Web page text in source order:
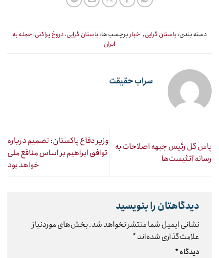
دسته بندی:باستان گرایی,اخباربرچسب ها:باستان گرایی، دروغ پراکنی، حمله به
ایران
سراب حقیقت
پاس گل رئیس جبهه اصلاحات به
رسانه آتئیست‌ها
وزیر دفاع پاکستان: تصمیم درباره
توافق ابراهیم بر اساس منافع ملی
خواهد بود
دیدگاهتان را بنویسید
نشانی ایمیل شما منتشر نخواهد شد.بخش‌های موردنیاز
علامت‌گذاری شده‌اند*
دیدگاه*